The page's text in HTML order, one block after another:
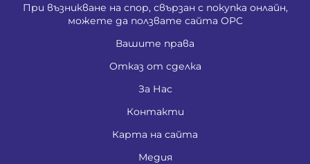
При възникване на спор, свързан с покупка онлайн,
можете да ползвате сайта ОРС
Вашите права
Отказ от сделка
За Нас
Контакти
Карта на сайта
Медия